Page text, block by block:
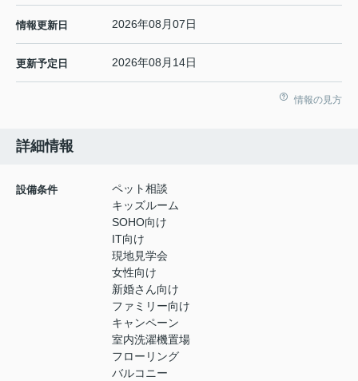
情報更新日 2026年08月07日
更新予定日 2026年08月14日
情報の見方
詳細情報
設備条件
ペット相談
キッズルーム
SOHO向け
IT向け
現地見学会
女性向け
新婚さん向け
ファミリー向け
キャンペーン
室内洗濯機置場
フローリング
バルコニー